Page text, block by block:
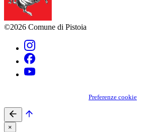
©2026 Comune di Pistoia
Preferenze cookie
×